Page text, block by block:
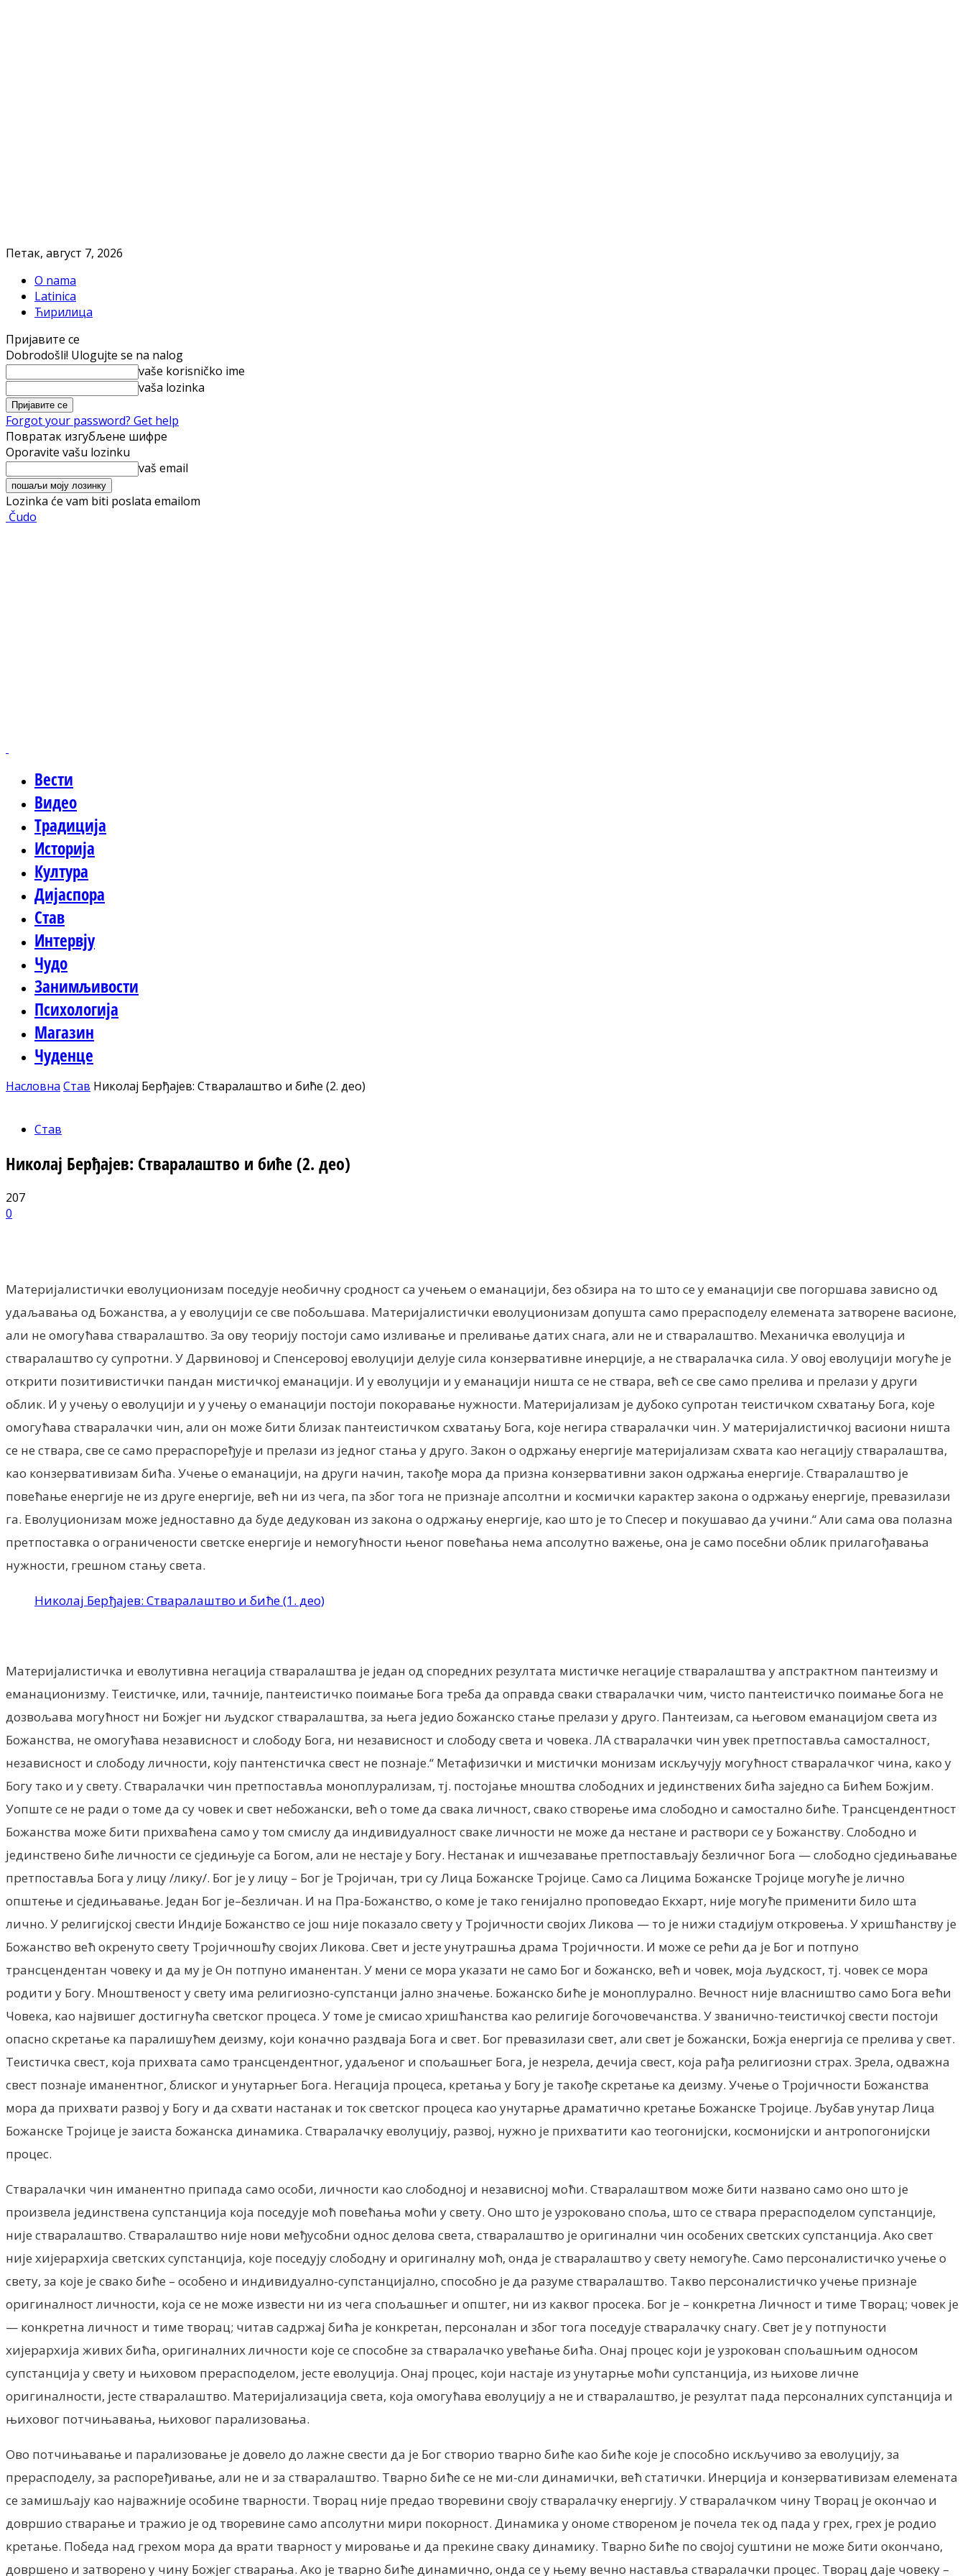
Петак, август 7, 2026
O nama
Latinica
Ћирилица
Пријавите се
Dobrodošli! Ulogujte se na nalog
vaše korisničko ime
vaša lozinka
Forgot your password? Get help
Повратак изгубљене шифре
Oporavite vašu lozinku
vaš email
Lozinka će vam biti poslata emailom
Čudo
Вести
Видео
Традиција
Историја
Култура
Дијаспора
Став
Интервју
Чудо
Занимљивости
Психологија
Магазин
Чуденце
Насловна Став Николај Берђајев: Стваралаштво и биће (2. део)
Став
Николај Берђајев: Стваралаштво и биће (2. део)
207
0
Материјалистички еволуционизам поседује необичну сродност са учењем о еманацији, без обзира на то што се у еманацији све погоршава зависно од
удаљавања од Божанства, а у еволуцији се све побољшава. Материјалистички еволуционизам допушта само прерасподелу елемената затворене васионе,
али не омогућава стваралаштво. За ову теорију постоји само изливање и преливање датих снага, али не и стваралаштво. Механичка еволуција и
стваралаштво су супротни. У Дарвиновој и Спенсеровој еволуцији делује сила конзервативне инерције, а не стваралачка сила. У овој еволуцији могуће је
открити позитивистички пандан мистичкој еманацији. И у еволуцији и у еманацији ништа се не ствара, већ се све само прелива и прелази у други
облик. И у учењу о еволуцији и у учењу о еманацији постоји покоравање нужности. Материјализам је дубоко супротан теистичком схватању Бога, које
омогућава стваралачки чин, али он може бити близак пантеистичком схватању Бога, које негира стваралачки чин. У материјалистичкој васиони ништа
се не ствара, све се само прераспоређује и прелази из једног стања у друго. Закон о одржању енергије материјализам схвата као негацију стваралаштва,
као конзервативизам бића. Учење о еманацији, на други начин, такође мора да призна конзервативни закон одржања енергије. Стваралаштво је
повећање енергије не из друге енергије, већ ни из чега, па због тога не признаје апсолтни и космички карактер закона о одржању енергије, превазилази
га. Еволуционизам може једноставно да буде дедукован из закона о одржању енергије, као што је то Спесер и покушавао да учини.“ Али сама ова полазна
претпоставка о ограничености светске енергије и немогућности њеног повећања нема апсолутно важење, она је само посебни облик прилагођавања
нужности, грешном стању света.
Николај Берђајев: Стваралаштво и биће (1. део)
Материјалистичка и еволутивна негација стваралаштва је један од споредних резултата мистичке негације стваралаштва у апстрактном пантеизму и
еманационизму. Теистичке, или, тачније, пантеистичко поимање Бога треба да оправда сваки стваралачки чим, чисто пантеистичко поимање бога не
дозвољава могућност ни Божјег ни људског стваралаштва, за њега једио божанско стање прелази у друго. Пантеизам, са његовом еманацијом света из
Божанства, не омогућава независност и слободу Бога, ни независност и слободу света и човека. ЛА стваралачки чин увек претпоставља самосталност,
независност и слободу личности, коју пантенстичка свест не познаје.“ Метафизички и мистички монизам искључују могућност стваралачког чина, како у
Богу тако и у свету. Стваралачки чин претпоставља моноплурализам, тј. постојање мноштва слободних и јединствених бића заједно са Бићем Божјим.
Уопште се не ради о томе да су човек и свет небожански, већ о томе да свака личност, свако створење има слободно и самостално биће. Трансцендентност
Божанства може бити прихваћена само у том смислу да индивидуалност сваке личности не може да нестане и раствори се у Божанству. Слободно и
јединствено биће личности се сједињује са Богом, али не нестаје у Богу. Нестанак и ишчезавање претпостављају безличног Бога — слободно сједињавање
претпоставља Бога у лицу /лику/. Бог је у лицу – Бог је Тројичан, три су Лица Божанске Тројице. Само са Лицима Божанске Тројице могуће је лично
општење и сједињавање. Један Бог је–безличан. И на Пра-Божанство, о коме је тако генијално проповедао Екхарт, није могуће применити било шта
лично. У религијској свести Индије Божанство се још није показало свету у Тројичности својих Ликова — то је нижи стадијум откровења. У хришћанству је
Божанство већ окренуто свету Тројичношћу својих Ликова. Свет и јесте унутрашња драма Тројичности. И може се рећи да је Бог и потпуно
трансцендентан човеку и да му је Он потпуно иманентан. У мени се мора указати не само Бог и божанско, већ и човек, моја људскост, тј. човек се мора
родити у Богу. Мноштвеност у свету има религиозно-супстанци јално значење. Божанско биће је моноплурално. Вечност није власништво само Бога већи
Човека, као највишег достигнућа светског процеса. У томе је смисао хришћанства као религије богочовечанства. У званично-теистичкој свести постоји
опасно скретање ка паралишућем деизму, који коначно раздваја Бога и свет. Бог превазилази свет, али свет је божански, Божја енергија се прелива у свет.
Теистичка свест, која прихвата само трансцендентног, удаљеног и спољашњег Бога, је незрела, дечија свест, која рађа религиозни страх. Зрела, одважна
свест познаје иманентног, блиског и унутарњег Бога. Негација процеса, кретања у Богу је такође скретање ка деизму. Учење о Тројичности Божанства
мора да прихвати развој у Богу и да схвати настанак и ток светског процеса као унутарње драматично кретање Божанске Тројице. Љубав унутар Лица
Божанске Тројице је заиста божанска динамика. Стваралачку еволуцију, развој, нужно је прихватити као теогонијски, космонијски и антропогонијски
процес.
Стваралачки чин иманентно припада само особи, личности као слободној и независној моћи. Стваралаштвом може бити названо само оно што је
произвела јединствена супстанција која поседује моћ повећања моћи у свету. Оно што је узроковано споља, што се ствара прерасподелом супстанције,
није стваралаштво. Стваралаштво није нови међусобни однос делова света, стваралаштво је оригинални чин особених светских супстанција. Ако свет
није хијерархија светских супстанција, које поседују слободну и оригиналну моћ, онда је стваралаштво у свету немогуће. Само персоналистичко учење о
свету, за које је свако биће – особено и индивидуално-супстанцијално, способно је да разуме стваралаштво. Такво персоналистичко учење признаје
оригиналност личности, која се не може извести ни из чега спољашњег и општег, ни из каквог просека. Бог је – конкретна Личност и тиме Творац; човек је
— конкретна личност и тиме творац; читав садржај бића је конкретан, персоналан и због тога поседује стваралачку снагу. Свет је у потпуности
хијерархија живих бића, оригиналних личности које се способне за стваралачко увећање бића. Онај процес који је узрокован спољашњим односом
супстанција у свету и њиховом прерасподелом, јесте еволуција. Онај процес, који настаје из унутарње моћи супстанција, из њихове личне
оригиналности, јесте стваралаштво. Материјализација света, која омогућава еволуцију а не и стваралаштво, је резултат пада персоналних супстанција и
њиховог потчињавања, њиховог парализовања.
Ово потчињавање и парализовање је довело до лажне свести да је Бог створио тварно биће као биће које је способно искључиво за еволуцију, за
прерасподелу, за распоређивање, али не и за стваралаштво. Тварно биће се не ми-сли динамички, већ статички. Инерција и конзервативизам елемената
се замишљају као најважније особине тварности. Творац није предао творевини своју стваралачку енергију. У стваралачком чину Творац је окончао и
довршио стварање и тражио је од творевине само апсолутни мири покорност. Динамика у ономе створеном је почела тек од пада у грех, грех је родио
кретање. Победа над грехом мора да врати тварност у мировање и да прекине сваку динамику. Тварно биће по својој суштини не може бити окончано,
довршено и затворено у чину Божјег стварања. Ако је тварно биће динамично, онда се у њему вечно наставља стваралачки процес. Творац даје човеку –